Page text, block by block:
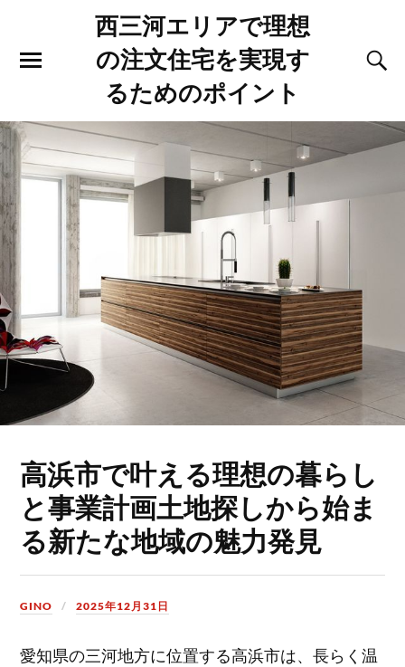
西三河エリアで理想
の注文住宅を実現す
るためのポイント
高浜市で叶える理想の暮らし
と事業計画土地探しから始ま
る新たな地域の魅力発見
GINO 2025年12月31日
愛知県の三河地方に位置する高浜市は、長らく温